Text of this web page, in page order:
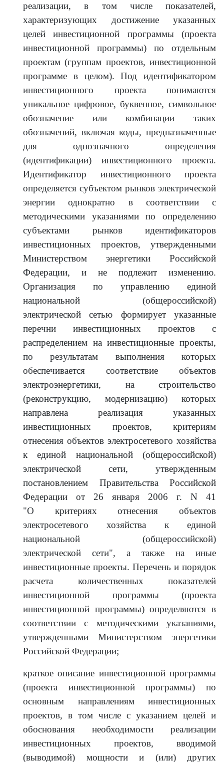
реализации, в том числе показателей,
характеризующих достижение указанных
целей инвестиционной программы (проекта
инвестиционной программы) по отдельным
проектам (группам проектов, инвестиционной
программе в целом). Под идентификатором
инвестиционного проекта понимаются
уникальное цифровое, буквенное, символьное
обозначение или комбинации таких
обозначений, включая коды, предназначенные
для однозначного определения
(идентификации) инвестиционного проекта.
Идентификатор инвестиционного проекта
определяется субъектом рынков электрической
энергии однократно в соответствии с
методическими указаниями по определению
субъектами рынков идентификаторов
инвестиционных проектов, утвержденными
Министерством энергетики Российской
Федерации, и не подлежит изменению.
Организация по управлению единой
национальной (общероссийской)
электрической сетью формирует указанные
перечни инвестиционных проектов с
распределением на инвестиционные проекты,
по результатам выполнения которых
обеспечивается соответствие объектов
электроэнергетики, на строительство
(реконструкцию, модернизацию) которых
направлена реализация указанных
инвестиционных проектов, критериям
отнесения объектов электросетевого хозяйства
к единой национальной (общероссийской)
электрической сети, утвержденным
постановлением Правительства Российской
Федерации от 26 января 2006 г. N 41
"О критериях отнесения объектов
электросетевого хозяйства к единой
национальной (общероссийской)
электрической сети", а также на иные
инвестиционные проекты. Перечень и порядок
расчета количественных показателей
инвестиционной программы (проекта
инвестиционной программы) определяются в
соответствии с методическими указаниями,
утвержденными Министерством энергетики
Российской Федерации;
краткое описание инвестиционной программы
(проекта инвестиционной программы) по
основным направлениям инвестиционных
проектов, в том числе с указанием целей и
обоснования необходимости реализации
инвестиционных проектов, вводимой
(выводимой) мощности и (или) других